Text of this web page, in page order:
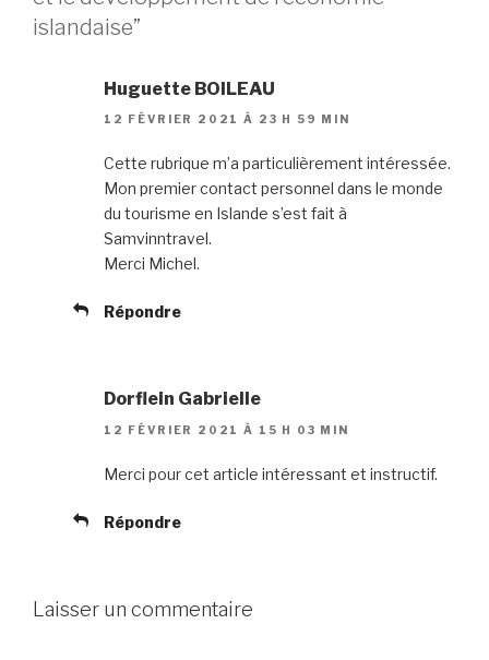
islandaise”
Huguette BOILEAU
12 FÉVRIER 2021 À 23 H 59 MIN
Cette rubrique m’a particulièrement intéressée.
Mon premier contact personnel dans le monde
du tourisme en Islande s’est fait à
Samvinntravel.
Merci Michel.
Répondre
Dorflein Gabrielle
12 FÉVRIER 2021 À 15 H 03 MIN
Merci pour cet article intéressant et instructif.
Répondre
Laisser un commentaire